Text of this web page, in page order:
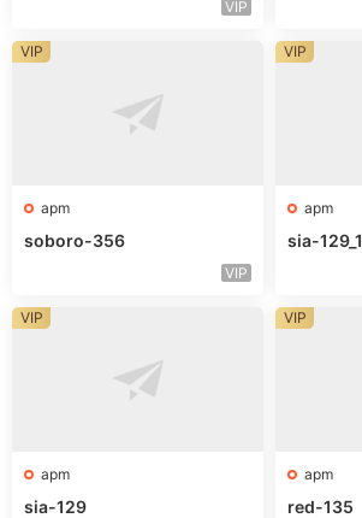
VIP
apm
soboro-356
VIP
VIP
apm
sia-129_1
VIP
apm
sia-129
VIP
apm
red-135
VIP